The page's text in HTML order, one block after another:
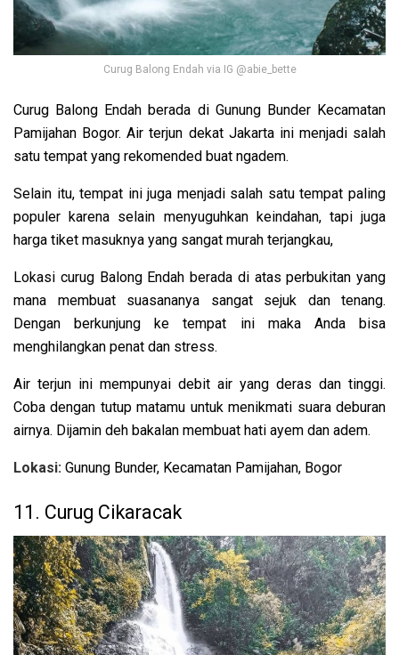
Curug Balong Endah via IG @abie_bette
Curug Balong Endah berada di Gunung Bunder Kecamatan
Pamijahan Bogor. Air terjun dekat Jakarta ini menjadi salah
satu tempat yang rekomended buat ngadem.
Selain itu, tempat ini juga menjadi salah satu tempat paling
populer karena selain menyuguhkan keindahan, tapi juga
harga tiket masuknya yang sangat murah terjangkau,
Lokasi curug Balong Endah berada di atas perbukitan yang
mana membuat suasananya sangat sejuk dan tenang.
Dengan berkunjung ke tempat ini maka Anda bisa
menghilangkan penat dan stress.
Air terjun ini mempunyai debit air yang deras dan tinggi.
Coba dengan tutup matamu untuk menikmati suara deburan
airnya. Dijamin deh bakalan membuat hati ayem dan adem.
Lokasi: Gunung Bunder, Kecamatan Pamijahan, Bogor
11. Curug Cikaracak